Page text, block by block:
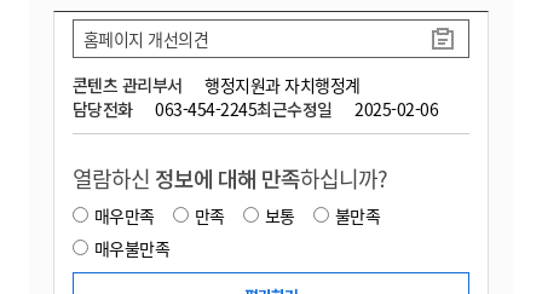
콘텐츠 관리부서
행정지원과 자치행정계
담당전화
063-454-2245최근수정일 2025-02-06
홈페이지 개선의견
열람하신 정보에 대해 만족하십니까?
매우만족 만족 보통
불만족
매우불만족